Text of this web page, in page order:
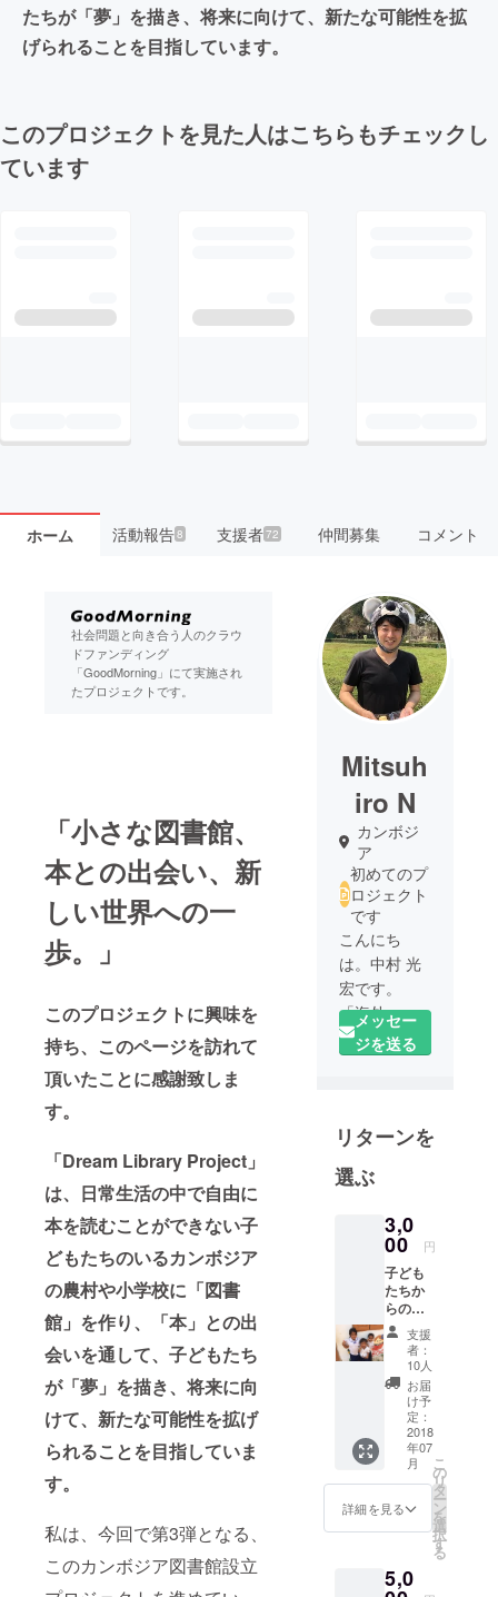
たちが「夢」を描き、将来に向けて、新たな可能性を拡
げられることを目指しています。
このプロジェクトを見た人はこちらもチェックし
ています
ホーム 活動報告8 支援者72 仲間募集 コメント
社会問題と向き合う人のクラウ
ドファンディング
「GoodMorning」にて実施され
たプロジェクトです。
「小さな図書館、
本との出会い、新
しい世界への一
歩。」
このプロジェクトに興味を
持ち、このページを訪れて
頂いたことに感謝致しま
す。
「Dream Library Project」
は、日常生活の中で自由に
本を読むことができない子
どもたちのいるカンボジア
の農村や小学校に「図書
館」を作り、「本」との出
会いを通して、子どもたち
が「夢」を描き、将来に向
けて、新たな可能性を拡げ
られることを目指していま
す。
私は、今回で第3弾となる、
このカンボジア図書館設立
Mitsuh
iro N
カンボジ
ア
初めてのプ
ロジェクト
です
こんにち
は。中村 光
宏です。
「海外」
「IT」「子ど
も」をキー
ビジネスを
日々活動を
好きな言葉
は、一期一
会。さまざ
まな方との
出会い、経
験の中で、
お互いに成
長できる大
切な関係を
築いていき
たいと考え
いします。
メッセー
ジを送る
リターンを
選ぶ
3,0
00 円
子ども
たちか
らの手
書きの
サンク
スレ
ターと
Dream
Library
Project
の限定
公開
URLを
お届け
しま
す。限
URLで
は、開
支援
者：
10人
お届
け予
定：
2018
年07
月
詳細を見る
こ
の
リ
タ
ー
ン
を
選
択
す
る
5,0